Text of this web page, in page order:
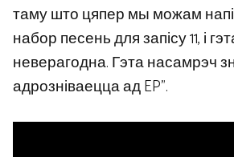
таму што цяпер мы можам
набор песень для запісу 11, і
неверагодна. Гэта насамрэч
адрозніваецца ад EP”.